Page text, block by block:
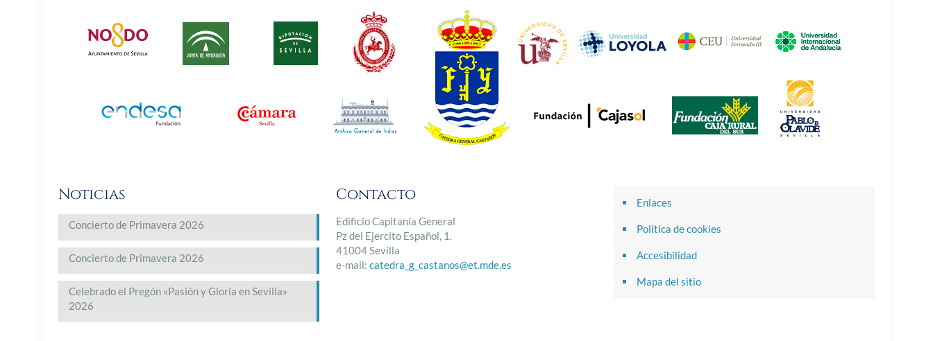
Noticias
Concierto de Primavera 2026
Concierto de Primavera 2026
Celebrado el Pregón «Pasión y Gloria en Sevilla»
2026
Contacto
Edificio Capitanía General
Pz del Ejercito Español, 1.
41004 Sevilla
e-mail: catedra_g_castanos@et.mde.es
Enlaces
Política de cookies
Accesibilidad
Mapa del sitio